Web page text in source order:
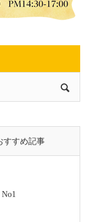
すすめ記事